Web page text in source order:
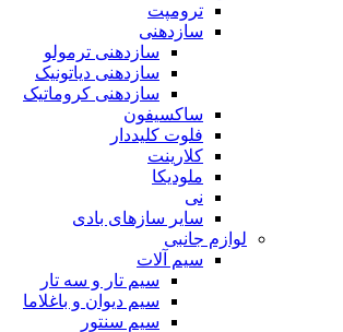
ترومپت
سازدهنی
سازدهنی ترمولو
سازدهنی دیاتونیک
سازدهنی کروماتیک
ساکسیفون
فلوت کلیددار
کلارینت
ملودیکا
نی
سایر سازهای بادی
لوازم جانبی
سیم آلات
سیم تار و سه تار
سیم دیوان و باغلاما
سیم سنتور